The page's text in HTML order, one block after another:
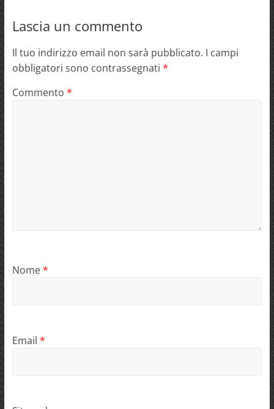
Lascia un commento
Il tuo indirizzo email non sarà pubblicato. I campi
obbligatori sono contrassegnati *
Commento *
Nome*
Email *